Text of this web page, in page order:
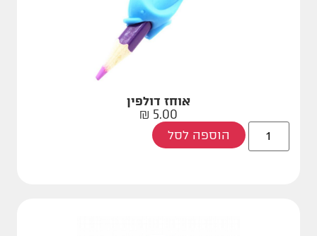
אוחז דולפין
5.00
₪
הוספה לסל